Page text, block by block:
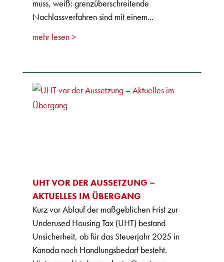
muss, weiß: grenzüberschreitende
Nachlassverfahren sind mit einem...
mehr lesen
UHT VOR DER AUSSETZUNG –
AKTUELLES IM ÜBERGANG
Kurz vor Ablauf der maßgeblichen Frist zur
Underused Housing Tax (UHT) bestand
Unsicherheit, ob für das Steuerjahr 2025 in
Kanada noch Handlungsbedarf besteht.